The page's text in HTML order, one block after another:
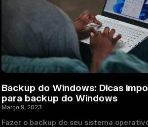
Backup do Windows: Dicas
para backup do Windows
Março 9, 2023
Fazer o backup do seu sistema